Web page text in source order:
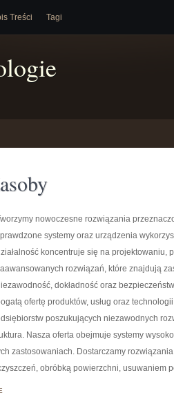
Treści Tagi
nowoczesne rozwiązania
systemy oraz urządzenia
koncentruje się na projektowaniu,
rozwiązań, które znajdują
dokładność oraz
ofertę produktów, usług oraz
poszukujących niezawodnych
Nasza oferta obejmuje systemy
zastosowaniach. Dostarczamy
obróbką powierzchni, usuwaniem